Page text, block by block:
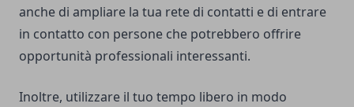
anche di ampliare la tua rete di contatti e di entrare
in contatto con persone che potrebbero offrire
opportunità professionali interessanti.
Inoltre, utilizzare il tuo tempo libero in modo